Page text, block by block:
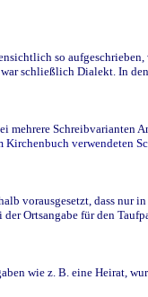
so
schließlich Dialekt. In
verwendeten
vorausgesetzt, dass
Ortsangabe für den
wie z. B. eine Heirat,